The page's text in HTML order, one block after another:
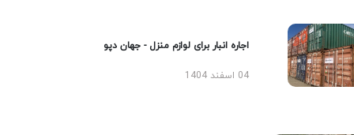
اجاره انبار برای لوازم منزل - جهان دپو
04 اسفند 1404